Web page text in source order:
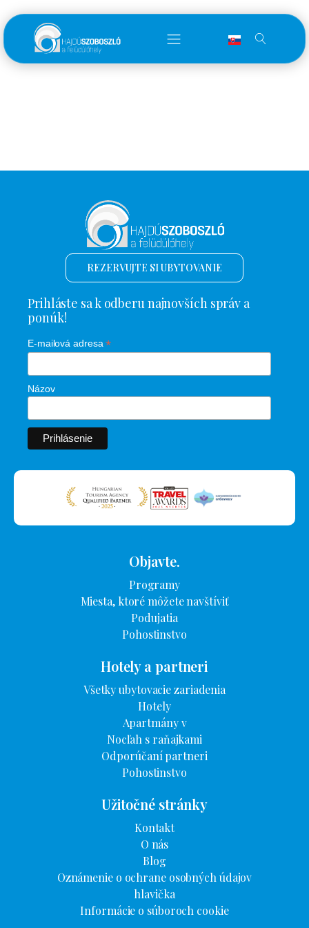
REZERVUJTE SI UBYTOVANIE
Prihláste sa k odberu najnovších správ a
ponúk!
E-mailová adresa*
Názov
Objavte.
Programy
Miesta, ktoré môžete navštíviť
Podujatia
Pohostinstvo
Hotely a partneri
Všetky ubytovacie zariadenia
Hotely
Apartmány v
Nocľah s raňajkami
Odporúčaní partneri
Pohostinstvo
Užitočné stránky
Kontakt
O nás
Blog
Oznámenie o ochrane osobných údajov
hlavička
Informácie o súboroch cookie